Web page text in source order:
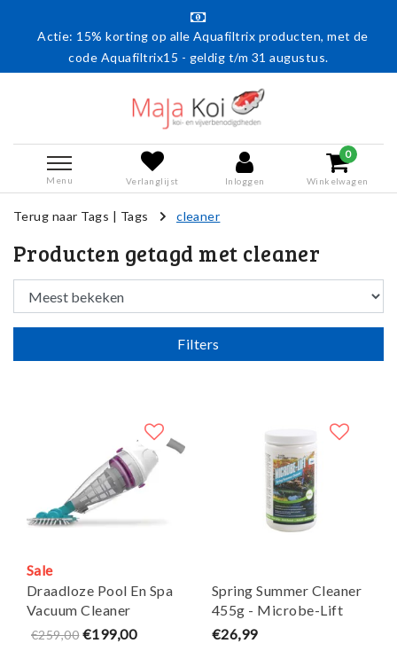
Actie: 15% korting op alle Aquafiltrix producten, met de
code Aquafiltrix15 - geldig t/m 31 augustus.
Menu Verlanglijst Inloggen
0
Winkelwagen
Terug naar Tags | Tags cleaner
Producten getagd met cleaner
Filters
Sale
Draadloze Pool En Spa
Vacuum Cleaner
(Oplaadbaar) - Interline
€259,00 €199,00
Spring Summer Cleaner
455g - Microbe-Lift
€26,99